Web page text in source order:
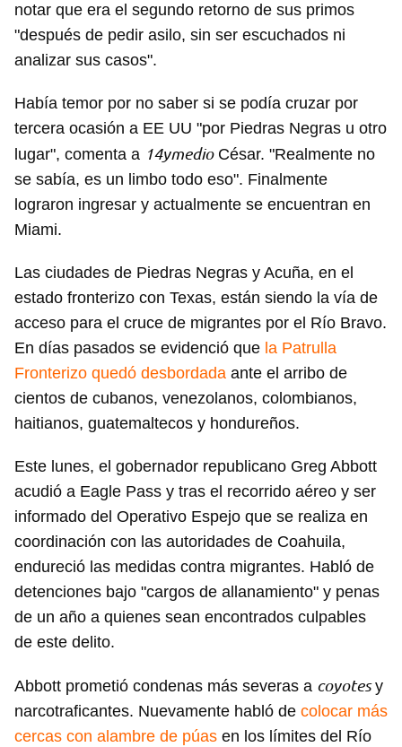
notar que era el segundo retorno de sus primos
"después de pedir asilo, sin ser escuchados ni
analizar sus casos".
Había temor por no saber si se podía cruzar por
tercera ocasión a EE UU "por Piedras Negras u otro
lugar", comenta a 14ymedioCésar. "Realmente no
se sabía, es un limbo todo eso". Finalmente
lograron ingresar y actualmente se encuentran en
Miami.
Las ciudades de Piedras Negras y Acuña, en el
estado fronterizo con Texas, están siendo la vía de
acceso para el cruce de migrantes por el Río Bravo.
En días pasados se evidenció que la Patrulla
Fronterizo quedó desbordada ante el arribo de
cientos de cubanos, venezolanos, colombianos,
haitianos, guatemaltecos y hondureños.
Este lunes, el gobernador republicano Greg Abbott
acudió a Eagle Pass y tras el recorrido aéreo y ser
informado del Operativo Espejo que se realiza en
coordinación con las autoridades de Coahuila,
endureció las medidas contra migrantes. Habló de
detenciones bajo "cargos de allanamiento" y penas
de un año a quienes sean encontrados culpables
de este delito.
Abbott prometió condenas más severas a coyotesy
narcotraficantes. Nuevamente habló de colocar más
cercas con alambre de púas en los límites del Río